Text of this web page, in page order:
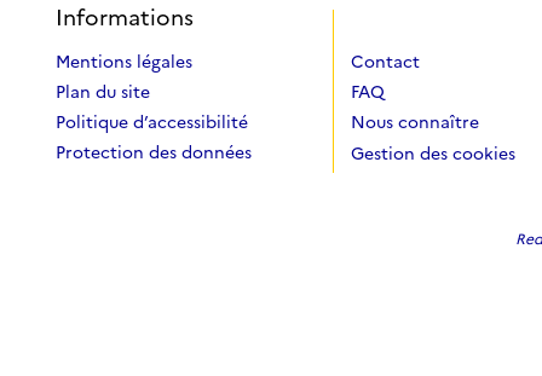
Informations
Mentions légales
Plan du site
Politique d’accessibilité
Protection des données
Contact
FAQ
Nous connaître
Gestion des cookies